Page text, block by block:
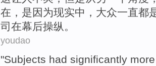
在 ， 是因为现实中 ，大众一直都
司 在幕后操纵。
youdao
"Subjects had significantly